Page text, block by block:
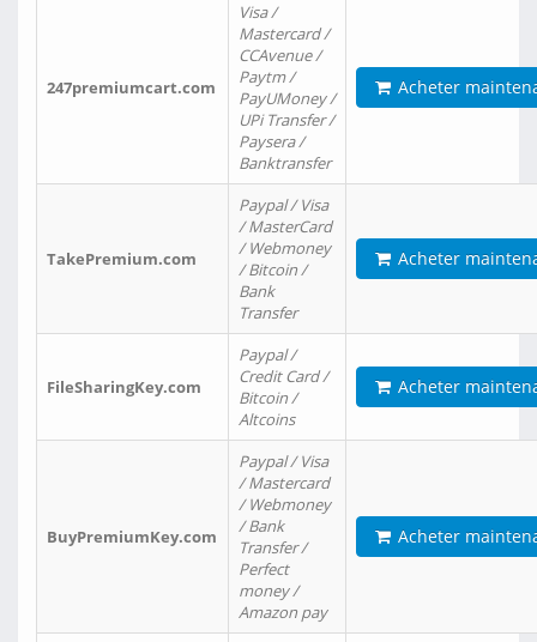
247premiumcart.com
Visa /
Mastercard /
CCAvenue /
Paytm /
PayUMoney /
UPi Transfer /
Paysera /
Banktransfer
Acheter
TakePremium.com
Paypal / Visa
/ MasterCard
/ Webmoney
/ Bitcoin /
Bank
Transfer
Acheter
FileSharingKey.com
Paypal /
Credit Card /
Bitcoin /
Altcoins
Acheter
BuyPremiumKey.com
Paypal / Visa
/ Mastercard
/ Webmoney
/ Bank
Transfer /
Perfect
money /
Amazon pay
Acheter